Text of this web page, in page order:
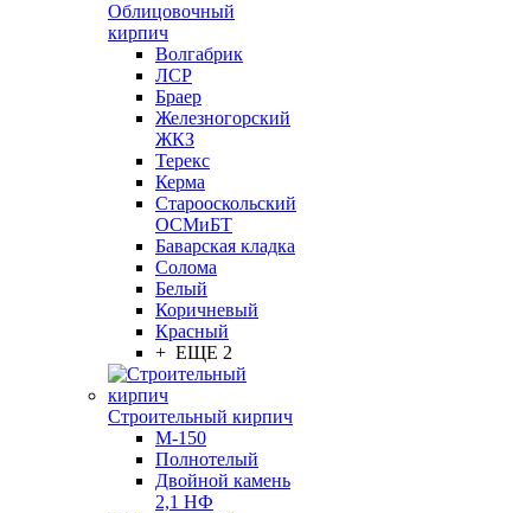
Облицовочный
кирпич
Волгабрик
ЛСР
Браер
Железногорский
ЖКЗ
Терекс
Керма
Старооскольский
ОСМиБТ
Баварская кладка
Солома
Белый
Коричневый
Красный
+ ЕЩЕ 2
Строительный кирпич
М-150
Полнотелый
Двойной камень
2,1 НФ